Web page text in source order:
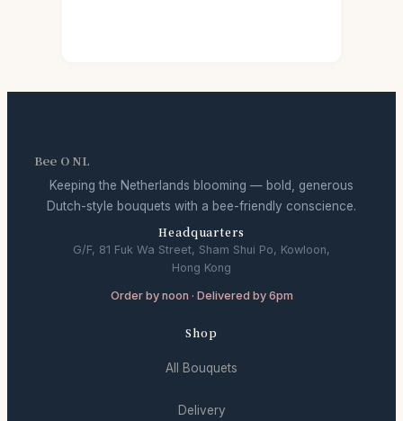
Bee O NL
Keeping the Netherlands blooming — bold, generous
Dutch-style bouquets with a bee-friendly conscience.
Headquarters
G/F, 81 Fuk Wa Street, Sham Shui Po, Kowloon,
Hong Kong
Order by noon · Delivered by 6pm
Shop
All Bouquets
Delivery